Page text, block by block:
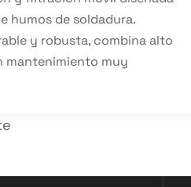
humos de soldadura.
y robusta, combina alto
mantenimiento muy